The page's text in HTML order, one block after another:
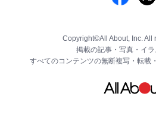
Copyright©All About, Inc. All
掲載の記事・写真・イラ
すべてのコンテンツの無断複写・転載